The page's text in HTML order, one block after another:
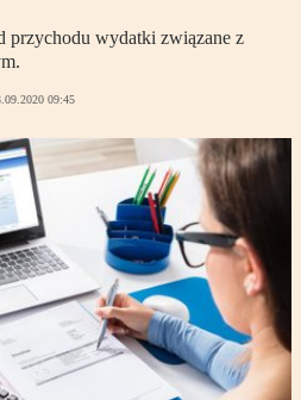
przychodu wydatki związane z
09:45